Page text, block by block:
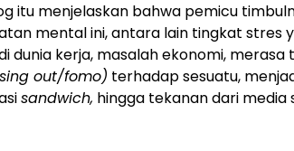
itu menjelaskan bahwa pemicu
mental ini, antara lain tingkat stres
dunia kerja, masalah ekonomi,
out/fomo) terhadap sesuatu,
sandwich, hingga tekanan dari media